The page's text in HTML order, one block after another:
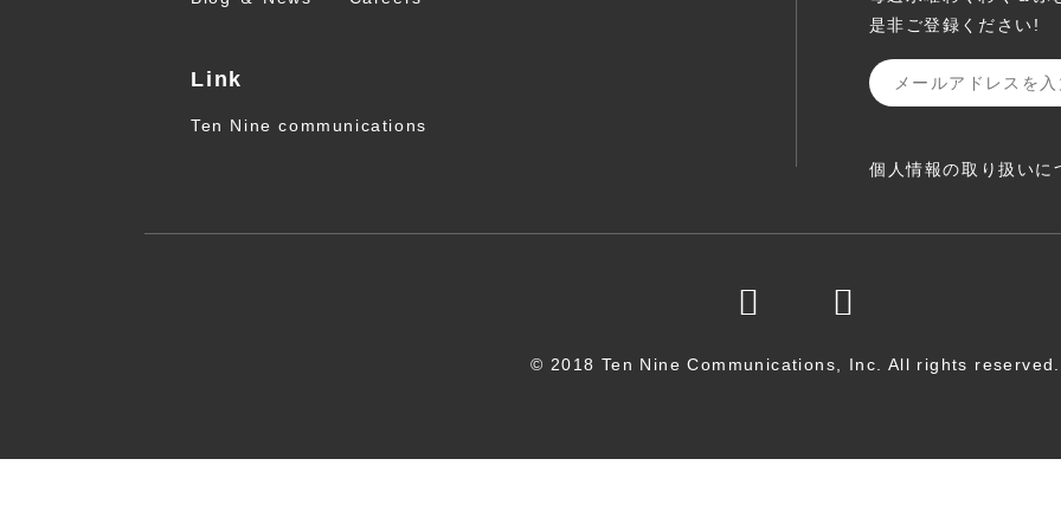
Link
Ten Nine communications
是非ご登録ください!
個人情報の取り扱いに
© 2018 Ten Nine Communications, Inc. All rights reserved.